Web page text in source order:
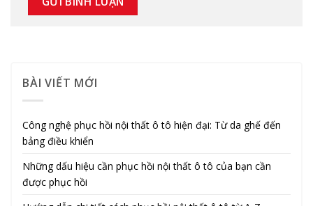
BÀI VIẾT MỚI
Công nghệ phục hồi nội thất ô tô hiện đại: Từ da ghế đến
bảng điều khiển
Những dấu hiệu cần phục hồi nội thất ô tô của bạn cần
được phục hồi